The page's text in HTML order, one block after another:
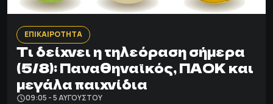
ΕΠΙΚΑΙΡΟΤΗΤΑ
Τι δείχνει η τηλεόραση σήμερα
(5/8): Παναθηναϊκός, ΠΑΟΚ και
μεγάλα παιχνίδια
09:05 - 5 ΑΥΓΟΎΣΤΟΥ